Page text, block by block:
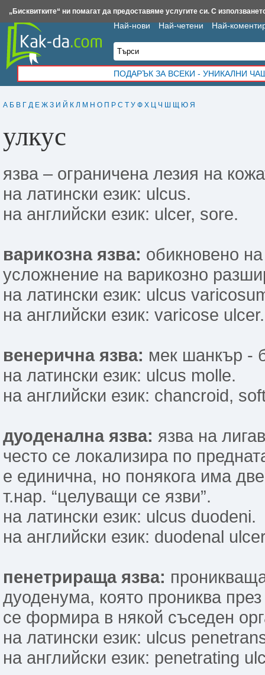
А Б В Г Д Е Ж З И Й К Л М Н О П Р С Т У Ф Х Ц Ч Ш Щ Ю Я
улкус
язва – ограничена лезия на
на латински език: ulcus.
на английски език: ulcer, sore.
варикозна язва: обикно­вено
усложнение на варикозно
на латински език: ulcus
на английски език: varicose ulcer.
венерична язва: мек шанкър -
на латински език: ulcus molle.
на английски език: chancroid,
дуоденална язва: язва на
често се локализира по
е единична, но понякога има
т.нар. “целуващи се язви”.
на латински език: ulcus duodeni.
на английски език: duodenal
пенетрираща язва:
дуоденума, която прониква
се формира в някой съседен
на латински език: ulcus
на английски език: penetrating
Най-нови Най-четени Най-
ПОДАРЪК ЗА ВСЕКИ - УНИКАЛНИ
Insert.bg Framar.bg Kak-da.com Iztochnik.com BauBau.bg NewAge.bg
„Бисквитките“ ни помагат да предоставяме услугите си. С